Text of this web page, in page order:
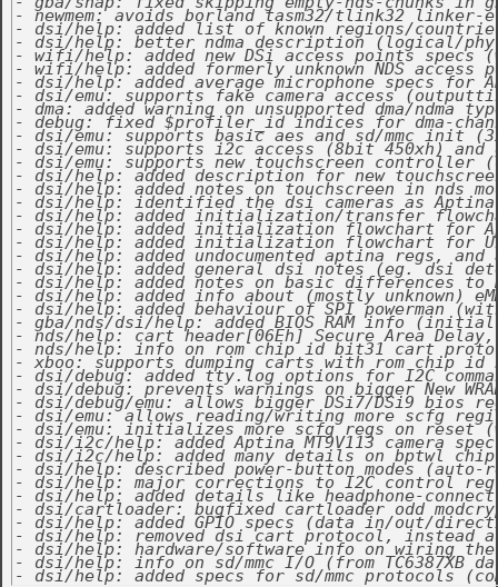
- newmem: avoids borland tasm32/tlink32 linker-
- dsi/help: added list of known regions/
- dsi/help: better ndma description (logical/
- wifi/help: added new DSi access points specs
- wifi/help: added formerly unknown NDS
- dsi/help: added average microphone specs for
- dsi/emu: supports fake camera access
- dma: added warning on unsupported dma/ndma
- debug: fixed $profiler_id indices for dma-
- dsi/emu: supports basic aes and sd/mmc init
- dsi/emu: supports i2c access (8bit 450xh) and
- dsi/emu: supports new touchscreen controller
- dsi/help: added description for new
- dsi/help: added notes on touchscreen in nds
- dsi/help: identified the dsi cameras as Aptina
- dsi/help: added initialization/transfer
- dsi/help: added initialization flowchart for
- dsi/help: added initialization flowchart for
- dsi/help: added undocumented aptina regs, and
- dsi/help: added general dsi notes (eg. dsi
- dsi/help: added notes on basic differences to
- dsi/help: added info about (mostly unknown)
- dsi/help: added behaviour of SPI powerman
- gba/nds/dsi/help: added BIOS RAM info (initial
- nds/help: cart header[06Eh] Secure Area Delay,
- nds/help: info on rom chip id bit31 cart
- xboo: supports dumping carts with rom chip
- dsi/debug: added tty.log options for I2C
- dsi/debug: prevents warnings on bigger New
- dsi/debug/emu: allows bigger DSi7/DSi9 bios
- dsi/emu: allows reading/writing more scfg
- dsi/emu: initializes more scfg regs on reset
- dsi/i2c/help: added Aptina MT9V113 camera
- dsi/i2c/help: added many details on bptwl
- dsi/help: described power-button modes
- dsi/help: major corrections to I2C control
- dsi/help: added details like headphone-
- dsi/cartloader: bugfixed cartloader odd
- dsi/help: added GPIO specs (data in/out/
- dsi/help: removed dsi cart protocol, instead
- dsi/help: hardware/software info on wiring the
- dsi/help: info on sd/mmc I/O (from TC6387XB
- dsi/help: added specs for sd/mmc protocols